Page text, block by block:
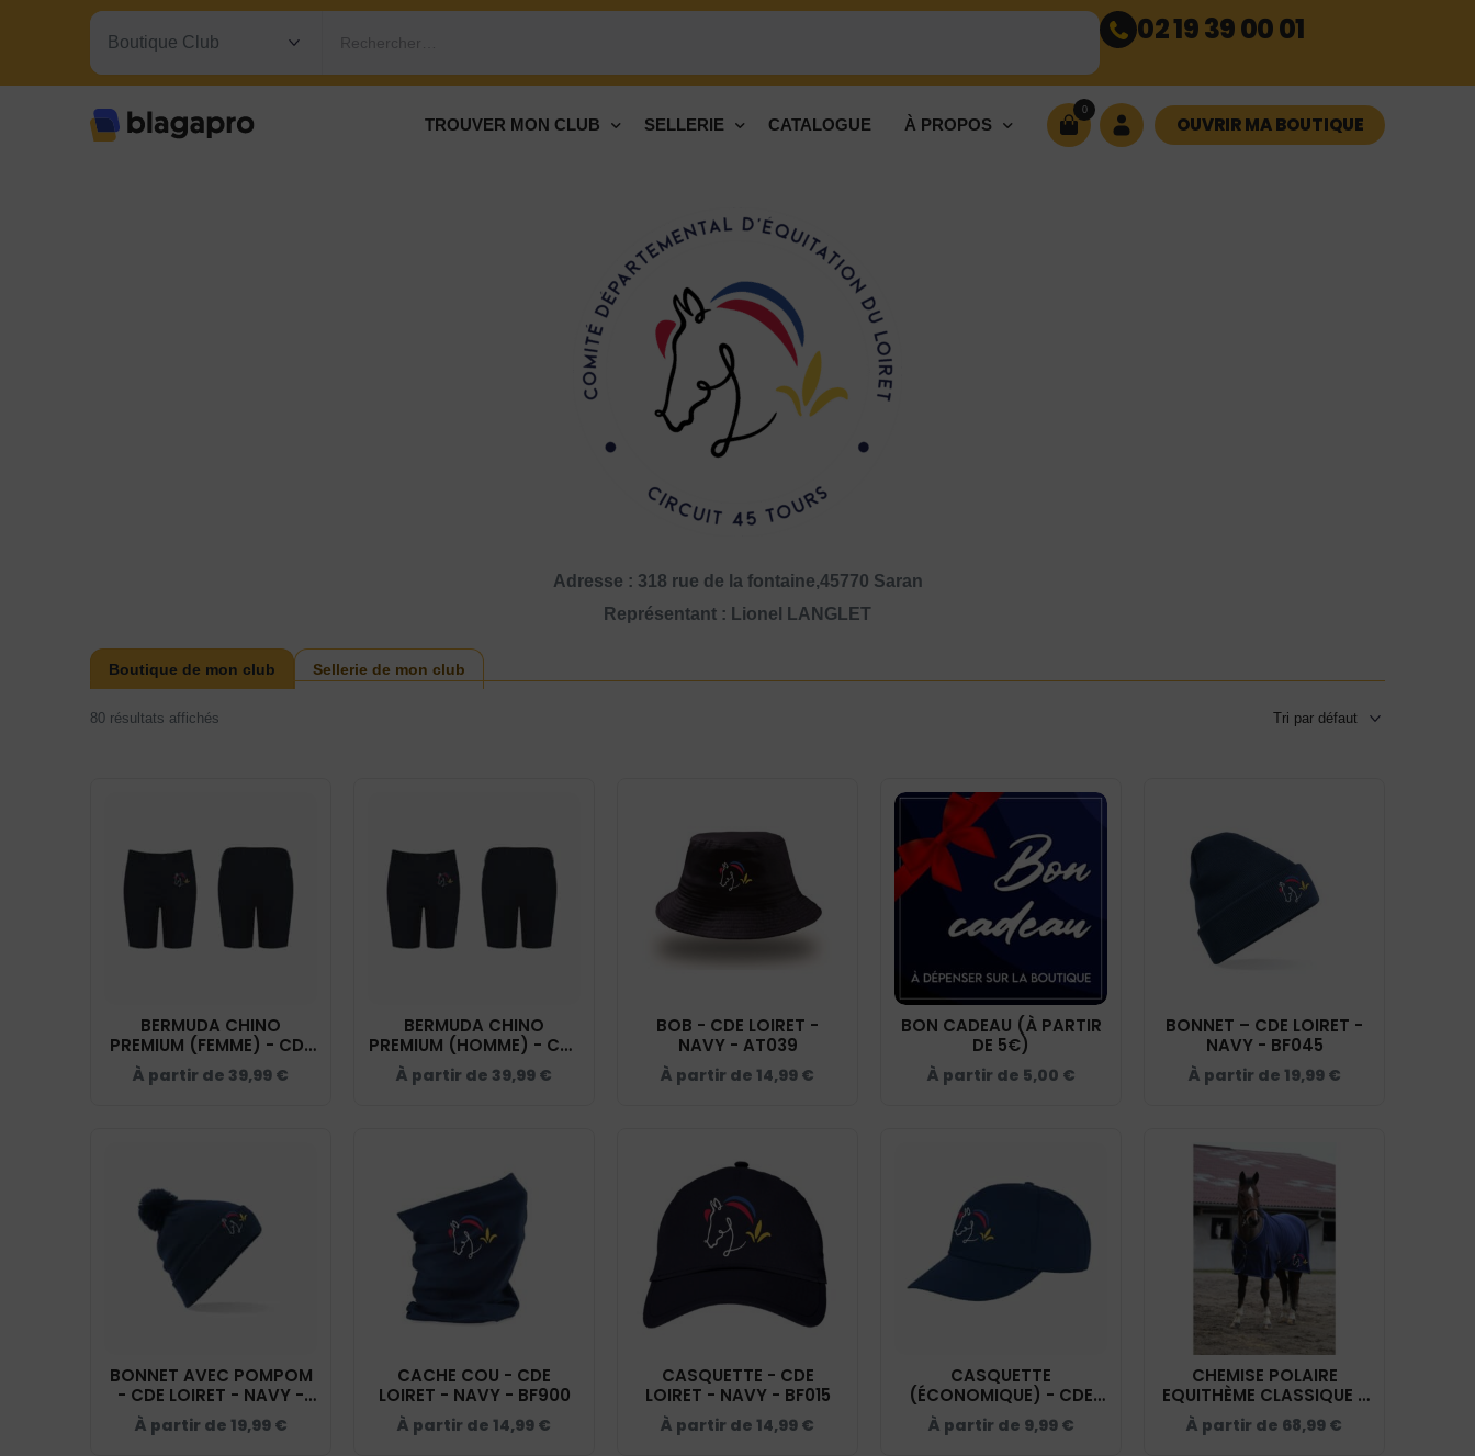
Rechercher… 02 19 39 00 01
TROUVER MON CLUB SELLERIE CATALOGUE À PROPOS
0
OUVRIR MA BOUTIQUE
Adresse : 318 rue de la fontaine,45770 Saran
Représentant : Lionel LANGLET
Boutique de mon club Sellerie de mon club
80 résultats affichés
BERMUDA CHINO
PREMIUM (FEMME) - CDE
LOIRET - NAVY - NS739
À partir de 39,99 €
BERMUDA CHINO
PREMIUM (HOMME) - CDE
LOIRET - NAVY - NS738
À partir de 39,99 €
BOB - CDE LOIRET -
NAVY - AT039
À partir de 14,99 €
BON CADEAU (À PARTIR
DE 5€)
À partir de 5,00 €
BONNET – CDE LOIRET -
NAVY - BF045
À partir de 19,99 €
BONNET AVEC POMPOM
- CDE LOIRET - NAVY -
BF426
À partir de 19,99 €
CACHE COU - CDE
LOIRET - NAVY - BF900
À partir de 14,99 €
CASQUETTE - CDE
LOIRET - NAVY - BF015
À partir de 14,99 €
CASQUETTE
(ÉCONOMIQUE) - CDE
LOIRET - NAVY - RC080
À partir de 9,99 €
CHEMISE POLAIRE
EQUITHÈME CLASSIQUE -
CDE LOIRET - NAVY -
400546
À partir de 68,99 €